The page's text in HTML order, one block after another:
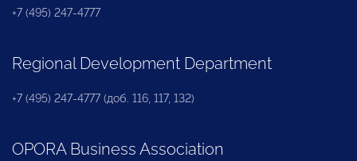
+7 (495) 247-4777
Regional Development Department
+7 (495) 247-4777 (доб. 116, 117, 132)
OPORA Business Association